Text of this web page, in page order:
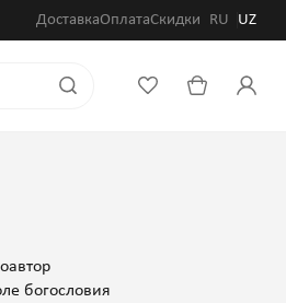
ДоставкаОплатаСкидки RU UZ
богословия